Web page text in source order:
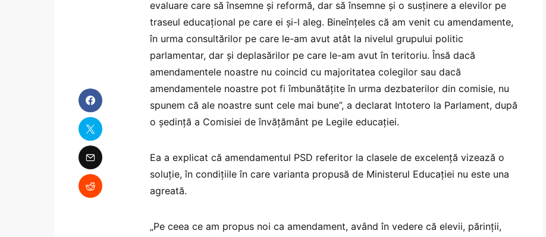
evaluare care să însemne şi reformă, dar să însemne şi o susţinere a elevilor pe
traseul educaţional pe care ei şi-l aleg. Bineînţeles că am venit cu amendamente,
în urma consultărilor pe care le-am avut atât la nivelul grupului politic
parlamentar, dar şi deplasărilor pe care le-am avut în teritoriu. Însă dacă
amendamentele noastre nu coincid cu majoritatea colegilor sau dacă
amendamentele noastre pot fi îmbunătăţite în urma dezbaterilor din comisie, nu
spunem că ale noastre sunt cele mai bune”, a declarat Intotero la Parlament, după
o şedinţă a Comisiei de învăţământ pe Legile educaţiei.
Ea a explicat că amendamentul PSD referitor la clasele de excelenţă vizează o
soluţie, în condiţiile în care varianta propusă de Ministerul Educaţiei nu este una
agreată.
„Pe ceea ce am propus noi ca amendament, având în vedere că elevii, părinţii,